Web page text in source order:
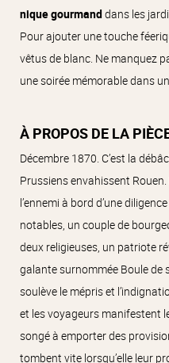
nique gourmanddans les
Pour ajouter une touche
vêtus de blanc. Ne manquez
une soirée mémorable dans
À PROPOS DE LA
Décembre 1870. C’est la
Prussiens envahissent
l’ennemi à bord d’une
notables, un couple de
deux religieuses, un patriote
galante surnommée Boule de
soulève le mépris et
et les voyageurs manifestent
songé à emporter des
tombent vite lorsqu’elle leur